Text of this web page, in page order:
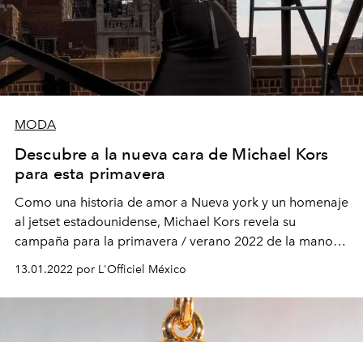
MODA
Descubre a la nueva cara de Michael Kors
para esta primavera
Como una historia de amor a Nueva york y un homenaje
al jetset estadounidense, Michael Kors revela su
campaña para la primavera / verano 2022 de la mano
de Kendall Jenner.
13.01.2022 por L'Officiel México